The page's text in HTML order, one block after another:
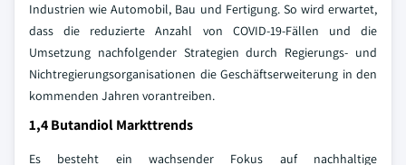
Industrien wie Automobil, Bau und Fertigung. So wird erwartet,
dass die reduzierte Anzahl von COVID-19-Fällen und die
Umsetzung nachfolgender Strategien durch Regierungs- und
Nichtregierungsorganisationen die Geschäftserweiterung in den
kommenden Jahren vorantreiben.
1,4 Butandiol Markttrends
Es besteht ein wachsender Fokus auf nachhaltige